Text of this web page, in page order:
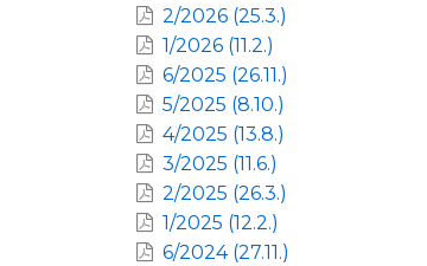
2/2026 (25.3.)
1/2026 (11.2.)
6/2025 (26.11.)
5/2025 (8.10.)
4/2025 (13.8.)
3/2025 (11.6.)
2/2025 (26.3.)
1/2025 (12.2.)
6/2024 (27.11.)